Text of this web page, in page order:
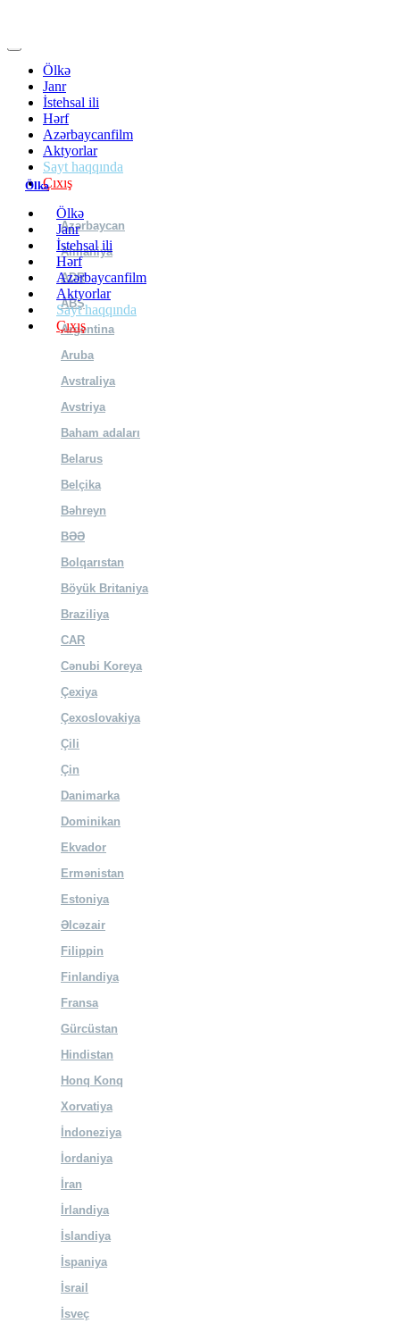
Ölkə
Janr
İstehsal ili
Hərf
Azərbaycanfilm
Aktyorlar
Sayt haqqında
Çıxış
Ölkə
Janr
İstehsal ili
Hərf
Azərbaycanfilm
Aktyorlar
Sayt haqqında
Çıxış
Ölkə
Azərbaycan
Almaniya
ADR
ABŞ
Argentina
Aruba
Avstraliya
Avstriya
Baham adaları
Belarus
Belçika
Bəhreyn
BƏƏ
Bolqarıstan
Böyük Britaniya
Braziliya
CAR
Cənubi Koreya
Çexiya
Çexoslovakiya
Çili
Çin
Danimarka
Dominikan
Ekvador
Ermənistan
Estoniya
Əlcəzair
Filippin
Finlandiya
Fransa
Gürcüstan
Hindistan
Honq Konq
Xorvatiya
İndoneziya
İordaniya
İran
İrlandiya
İslandiya
İspaniya
İsrail
İsveç